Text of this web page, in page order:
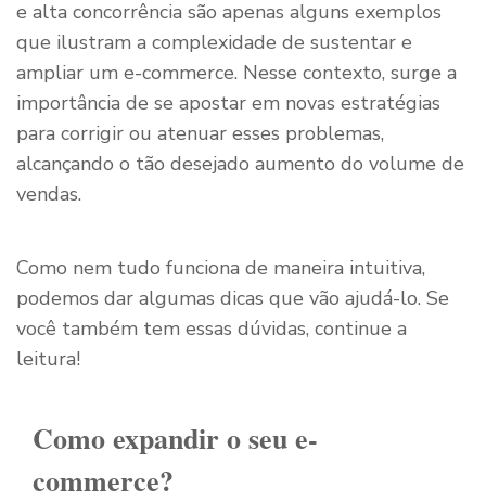
e alta concorrência são apenas alguns exemplos
que ilustram a complexidade de sustentar e
ampliar um e-commerce. Nesse contexto, surge a
importância de se apostar em novas estratégias
para corrigir ou atenuar esses problemas,
alcançando o tão desejado aumento do volume de
vendas.
Como nem tudo funciona de maneira intuitiva,
podemos dar algumas dicas que vão ajudá-lo. Se
você também tem essas dúvidas, continue a
leitura!
Como expandir o seu e-
commerce?